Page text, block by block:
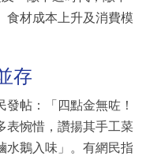
食材成本上升及消費模
存
帖：「四點金無咗！
表惋惜，讚揚其手工菜
水鵝入味」。有網民指